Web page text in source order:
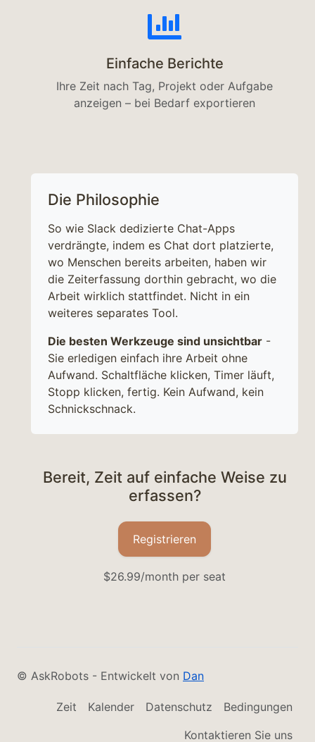
Einfache Berichte
Ihre Zeit nach Tag, Projekt oder Aufgabe
anzeigen – bei Bedarf exportieren
Die Philosophie
So wie Slack dedizierte Chat-Apps
verdrängte, indem es Chat dort platzierte,
wo Menschen bereits arbeiten, haben wir
die Zeiterfassung dorthin gebracht, wo die
Arbeit wirklich stattfindet. Nicht in ein
weiteres separates Tool.
Die besten Werkzeuge sind unsichtbar -
Sie erledigen einfach ihre Arbeit ohne
Aufwand. Schaltfläche klicken, Timer läuft,
Stopp klicken, fertig. Kein Aufwand, kein
Schnickschnack.
Bereit, Zeit auf einfache Weise zu
erfassen?
Registrieren
$26.99/month per seat
© AskRobots - Entwickelt von Dan
Zeit Kalender Datenschutz
Bedingungen
Kontaktieren Sie uns